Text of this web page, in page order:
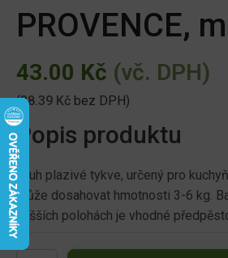
PROVENCE,
43.00 Kč (vč. DPH)
(38.39 Kč bez DPH)
Popis produktu
Druh plazivé tykve, určený pro
může dosahovat hmotnosti 3-6 kg.
vyšších polohách je vhodné